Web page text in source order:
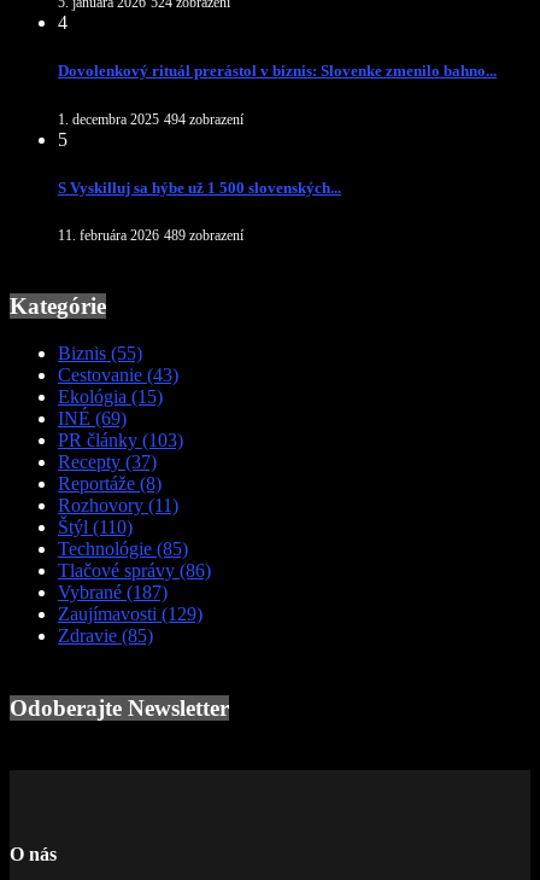
4
Dovolenkový rituál prerástol v biznis: Slovenke zmenilo bahno...
1. decembra 2025 494 zobrazení
5
S Vyskilluj sa hýbe už 1 500 slovenských...
11. februára 2026 489 zobrazení
Kategórie
Biznis (55)
Cestovanie (43)
Ekológia (15)
INÉ (69)
PR články (103)
Recepty (37)
Reportáže (8)
Rozhovory (11)
Štýl (110)
Technológie (85)
Tlačové správy (86)
Vybrané (187)
Zaujímavosti (129)
Zdravie (85)
Odoberajte Newsletter
O nás